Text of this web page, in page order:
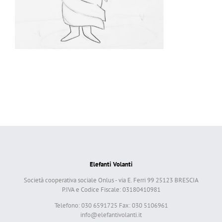
Elefanti Volanti
Società cooperativa sociale Onlus - via E. Ferri 99 25123 BRESCIA
P.IVA e Codice Fiscale: 03180410981
Telefono: 030 6591725 Fax: 030 5106961
info@elefantivolanti.it